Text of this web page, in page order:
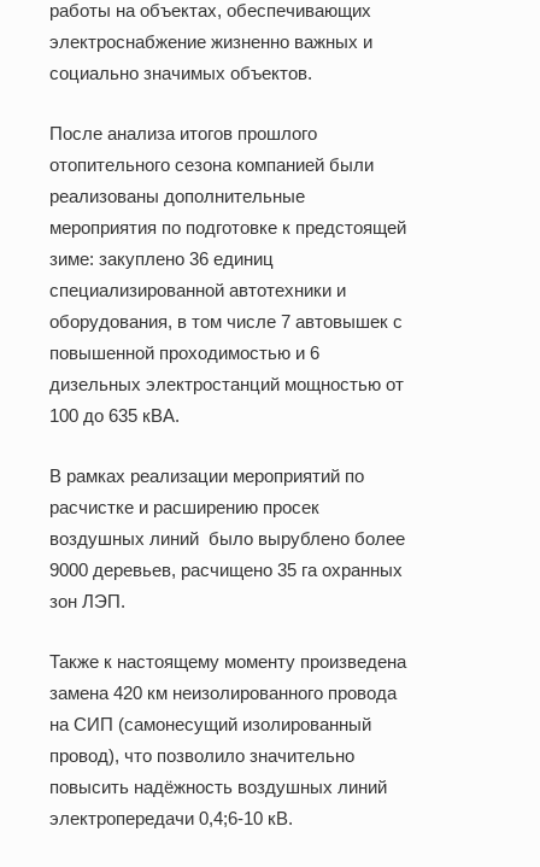
работы на объектах, обеспечивающих
электроснабжение жизненно важных и
социально значимых объектов.
После анализа итогов прошлого
отопительного сезона компанией были
реализованы дополнительные
мероприятия по подготовке к предстоящей
зиме: закуплено 36 единиц
специализированной автотехники и
оборудования, в том числе 7 автовышек с
повышенной проходимостью и 6
дизельных электростанций мощностью от
100 до 635 кВА.
В рамках реализации мероприятий по
расчистке и расширению просек
воздушных линий было вырублено более
9000 деревьев, расчищено 35 гаохранных
зон ЛЭП.
Также к настоящему моменту произведена
замена420 км неизолированного провода
на СИП (самонесущий изолированный
провод), что позволило значительно
повысить надёжность воздушных линий
электропередачи 0,4;6-10 кВ.